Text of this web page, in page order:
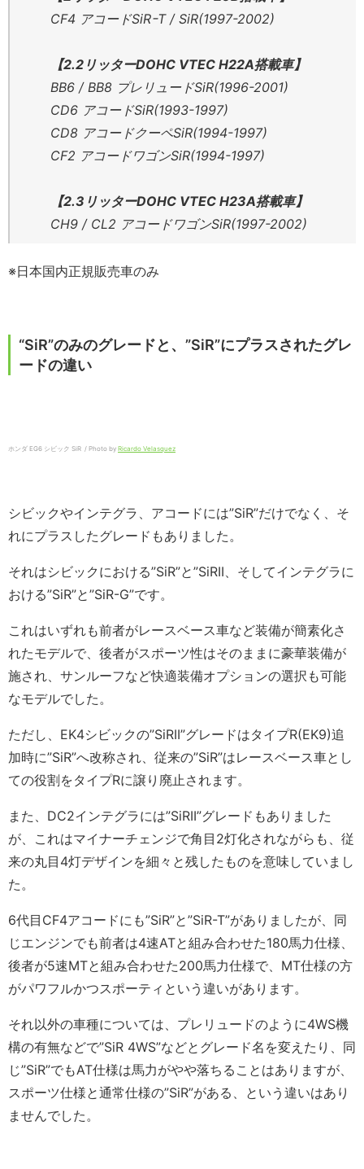
CF4 アコードSiRｰT / SiR(1997-2002)
【2.2リッターDOHC VTEC H22A搭載車】
BB6 / BB8 プレリュードSiR(1996-2001)
CD6 アコードSiR(1993-1997)
CD8 アコードクーペSiR(1994-1997)
CF2 アコードワゴンSiR(1994-1997)
【2.3リッターDOHC VTEC H23A搭載車】
CH9 / CL2 アコードワゴンSiR(1997-2002)
※日本国内正規販売車のみ
“SiR”のみのグレードと、”SiR”にプラスされたグレ
ードの違い
ホンダ EG6 シビック SiR / Photo by Ricardo Velasquez
シビックやインテグラ、アコードには”SiR”だけでなく、そ
れにプラスしたグレードもありました。
それはシビックにおける”SiR”と”SiRII、そしてインテグラに
おける”SiR”と”SiR-G”です。
これはいずれも前者がレースベース車など装備が簡素化さ
れたモデルで、後者がスポーツ性はそのままに豪華装備が
施され、サンルーフなど快適装備オプションの選択も可能
なモデルでした。
ただし、EK4シビックの”SiRII”グレードはタイプR(EK9)追
加時に”SiR”へ改称され、従来の”SiR”はレースベース車とし
ての役割をタイプRに譲り廃止されます。
また、DC2インテグラには”SiRII”グレードもありました
が、これはマイナーチェンジで角目2灯化されながらも、従
来の丸目4灯デザインを細々と残したものを意味していまし
た。
6代目CF4アコードにも”SiR”と”SiR-T”がありましたが、同
じエンジンでも前者は4速ATと組み合わせた180馬力仕様、
後者が5速MTと組み合わせた200馬力仕様で、MT仕様の方
がパワフルかつスポーティという違いがあります。
それ以外の車種については、プレリュードのように4WS機
構の有無などで”SiR 4WS”などとグレード名を変えたり、同
じ”SiR”でもAT仕様は馬力がやや落ちることはありますが、
スポーツ仕様と通常仕様の”SiR”がある、という違いはあり
ませんでした。